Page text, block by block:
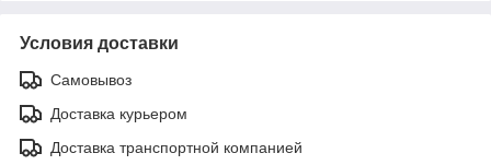
Условия доставки
Самовывоз
Доставка курьером
Доставка транспортной компанией